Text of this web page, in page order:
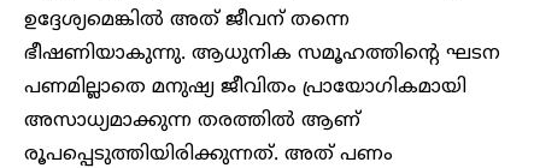
ഉദ്ദേശ്യമെങ്കിൽ അത് ജീവന് തന്നെ
ഭീഷണിയാകുന്നു. ആധുനിക സമൂഹത്തിന്റെ ഘടന
പണമില്ലാതെ മനുഷ്യ ജീവിതം പ്രായോഗികമായി
അസാധ്യമാക്കുന്ന തരത്തിൽ ആണ്
രൂപപ്പെടുത്തിയിരിക്കുന്നത്. അത് പണം